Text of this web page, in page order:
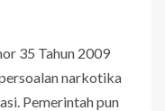
35 Tahun 2009
narkotika
Pemerintah pun